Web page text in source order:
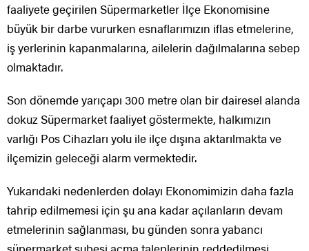
faaliyete geçirilen Süpermarketler İlçe Ekonomisine
büyük bir darbe vururken esnaflarımızın iflas etmelerine,
iş yerlerinin kapanmalarına, ailelerin dağılmalarına sebep
olmaktadır.
Son dönemde yarıçapı 300 metre olan bir dairesel alanda
dokuz Süpermarket faaliyet göstermekte, halkımızın
varlığı Pos Cihazları yolu ile ilçe dışına aktarılmakta ve
ilçemizin geleceği alarm vermektedir.
Yukarıdaki nedenlerden dolayı Ekonomimizin daha fazla
tahrip edilmemesi için şu ana kadar açılanların devam
etmelerinin sağlanması, bu günden sonra yabancı